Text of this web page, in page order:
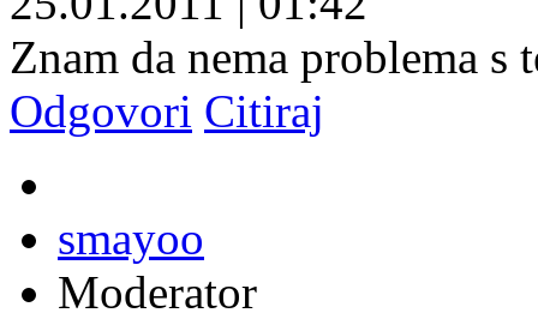
Znam da nema problema s
Odgovori Citiraj
smayoo
Moderator